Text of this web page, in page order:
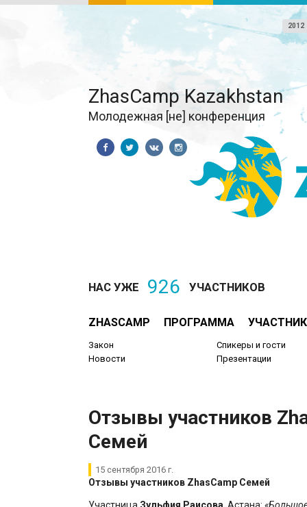
2012
ZhasCamp Kazakhstan
Молодежная [не] конференция
НАС УЖЕ 926 УЧАСТНИКОВ
ZHASCAMP ПРОГРАММА
Закон
Новости
Спикеры и гости
Презентации
Отзывы участников
Семей
15 сентября 2016 г.
Отзывы участников ZhasCamp Семей